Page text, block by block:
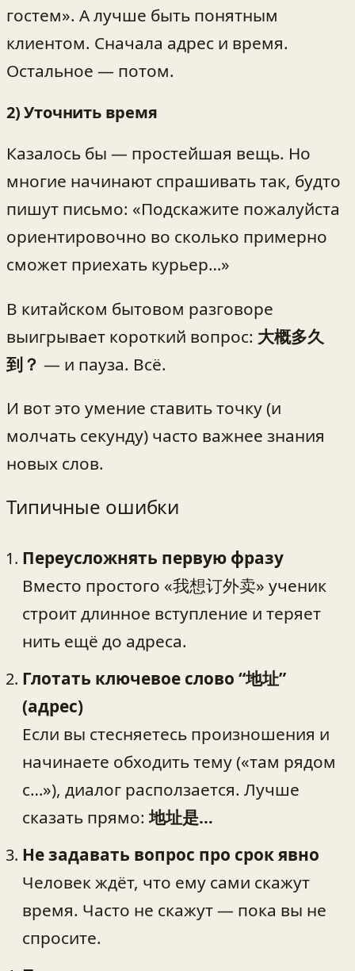
гостем». А лучше быть понятным
клиентом. Сначала адрес и время.
Остальное — потом.
2) Уточнить время
Казалось бы — простейшая вещь. Но
многие начинают спрашивать так, будто
пишут письмо: «Подскажите пожалуйста
ориентировочно во сколько примерно
сможет приехать курьер…»
В китайском бытовом разговоре
выигрывает короткий вопрос: 大概多久
到？ — и пауза. Всё.
И вот это умение ставить точку (и
молчать секунду) часто важнее знания
новых слов.
Типичные ошибки
Переусложнять первую фразу
Вместо простого «我想订外卖» ученик
строит длинное вступление и теряет
нить ещё до адреса.
Глотать ключевое слово “地址”
(адрес)
Если вы стесняетесь произношения и
начинаете обходить тему («там рядом
с…»), диалог расползается. Лучше
сказать прямо:地址是…
Не задавать вопрос про срок явно
Человек ждёт, что ему сами скажут
время. Часто не скажут — пока вы не
спросите.